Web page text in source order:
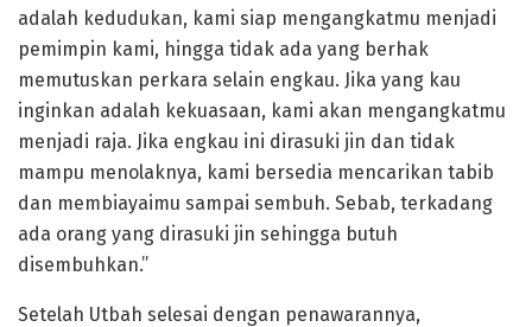
adalah kedudukan, kami siap mengangkatmu menjadi
pemimpin kami, hingga tidak ada yang berhak
memutuskan perkara selain engkau. Jika yang kau
inginkan adalah kekuasaan, kami akan mengangkatmu
menjadi raja. Jika engkau ini dirasuki jin dan tidak
mampu menolaknya, kami bersedia mencarikan tabib
dan membiayaimu sampai sembuh. Sebab, terkadang
ada orang yang dirasuki jin sehingga butuh
disembuhkan.”
Setelah Utbah selesai dengan penawarannya,